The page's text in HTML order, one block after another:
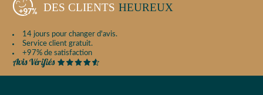
DES CLIENTS HEUREUX
14 jours pour changer d'avis.
Service client gratuit.
+97% de satisfaction